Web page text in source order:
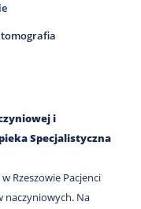
tomografia
i
Specjalistyczna
Rzeszowie Pacjenci
naczyniowych. Na